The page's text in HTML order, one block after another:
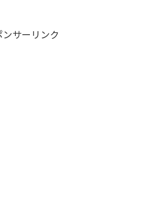
ンサーリンク